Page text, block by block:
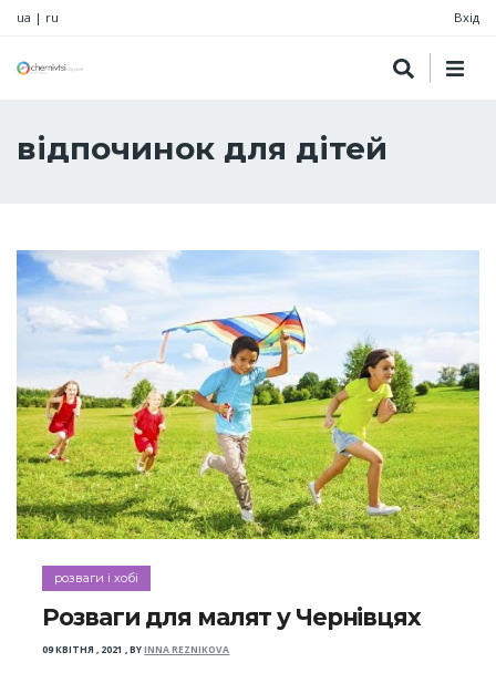
ua | ru Вхід
відпочинок для дітей
розваги і хобі
Розваги для малят у Чернівцях
09 КВІТНЯ , 2021 ,BYINNA REZNIKOVA